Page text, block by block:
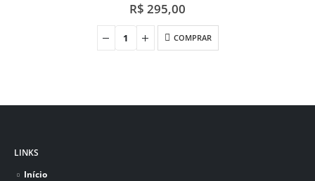
R$ 295,00
COMPRAR
LINKS
Início